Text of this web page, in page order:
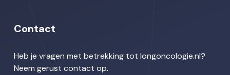
Contact
Heb je vragen met betrekking tot longoncologie.nl?
Neem gerust contact op.